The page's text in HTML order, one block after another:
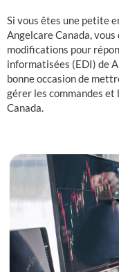
Si vous êtes une petite
Angelcare Canada,
modifications pour
informatisées (EDI) de
bonne occasion de
gérer les commandes
Canada.